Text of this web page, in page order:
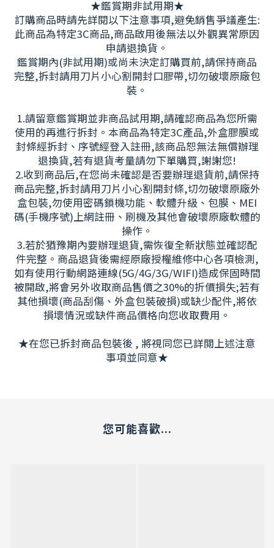
★鑑賞期非試用期★
訂購商品時請先詳閱以下注意事項,避免銷售爭議產生:
此商品為特定3C商品,商品啟用後無法以外觀異常原因
申請退換貨。
鑑賞期內(非試用期)或尚未決定訂購買前,請保持商品
完整,拆封請用刀片小心割開封口膠帶,切勿破壞原廠包
裝。
1.請留意鑑賞期並非商品試用期,請確認商品為您所需
使用的再進行拆封。本商品為特定3C產品,外盒膠膜或
封條經拆封、序號經登入註冊,該商品恕無法無償辦理
退換貨,若有退貨考量請勿下單購買,謝謝您!
2.收到商品后,在您尚未確認是否要辦理退貨前,請保持
商品完整,拆封請用刀片小心割開封條,切勿破壞原廠外
盒包裝,勿使用密碼鎖機功能、軟體升級、包膜、MEI
碼(手機序號)上網註冊、刷機及其他會破壞原廠軟體的
操作。
3.若於猶豫期內要辦理退貨,需恢復全新狀態並確認配
件完整。商品退貨後需經原廠授權維修中心各項檢測,
如有使用行動網路連線(5G/4G/3G/WIFI)造成保固時間
被開啟,將會另外收取商品售價之30%的折價損失;若有
其他損壞(商品刮傷、外盒包裝破損)或缺少配件,將依
損壞情況或缺件商品價格向您收取費用。
★在您已拆封商品包裝後 , 將視同您已詳閲上述注意
事項並同意★
您可能喜歡...